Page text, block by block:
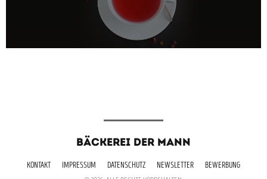
BÄCKEREI DER MANN
KONTAKT IMPRESSUM DATENSCHUTZ NEWSLETTER
BEWERBUNG